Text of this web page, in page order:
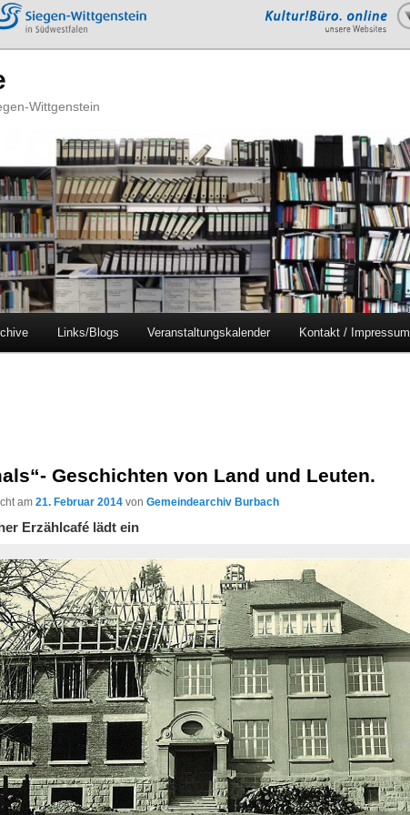
Wittgenstein
Links/Blogs Veranstaltungskalender Kontakt / Impressum
Geschichten von Land und Leuten.
am21. Februar 2014 vonGemeindearchiv Burbach
Erzählcafé lädt ein